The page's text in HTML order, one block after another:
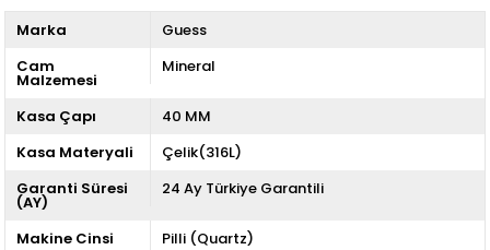
Marka
Guess
Cam
Malzemesi
Mineral
Kasa Çapı
40 MM
Kasa Materyali
Çelik(316L)
Garanti Süresi
(AY)
24 Ay Türkiye Garantili
Makine Cinsi Pilli (Quartz)